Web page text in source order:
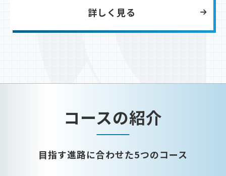
詳しく見る
コースの紹介
目指す進路に合わせた5つのコース